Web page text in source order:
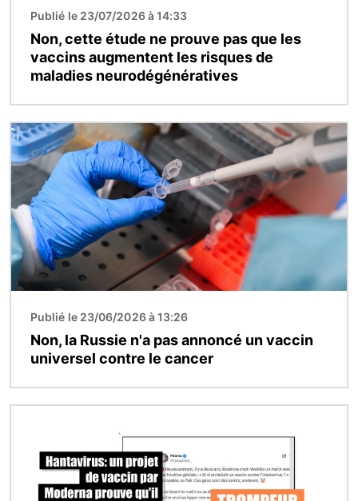
Publié le 23/07/2026 à 14:33
Non, cette étude ne prouve pas que les
vaccins augmentent les risques de
maladies neurodégénératives
Image
Publié le 23/06/2026 à 13:26
Non, la Russie n'a pas annoncé un vaccin
universel contre le cancer